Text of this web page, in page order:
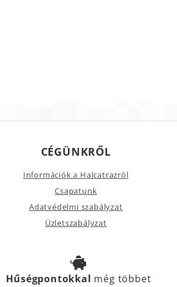
CÉGÜNKRŐL
Információk a Halcatrazról
Csapatunk
Adatvédelmi szabályzat
Üzletszabályzat
Hűségpontokkal még többet